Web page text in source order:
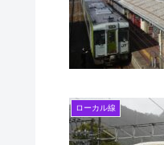
ローカル線